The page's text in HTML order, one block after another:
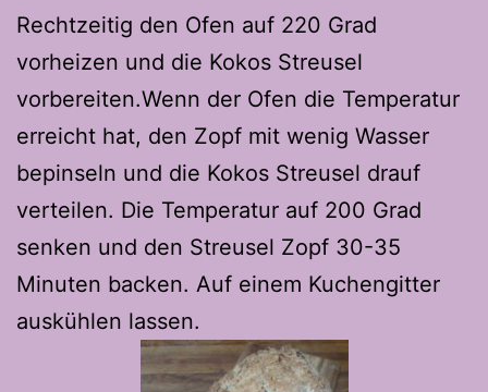
Rechtzeitig den Ofen auf 220 Grad
vorheizen und die Kokos Streusel
vorbereiten.Wenn der Ofen die Temperatur
erreicht hat, den Zopf mit wenig Wasser
bepinseln und die Kokos Streusel drauf
verteilen. Die Temperatur auf 200 Grad
senken und den Streusel Zopf 30-35
Minuten backen. Auf einem Kuchengitter
auskühlen lassen.